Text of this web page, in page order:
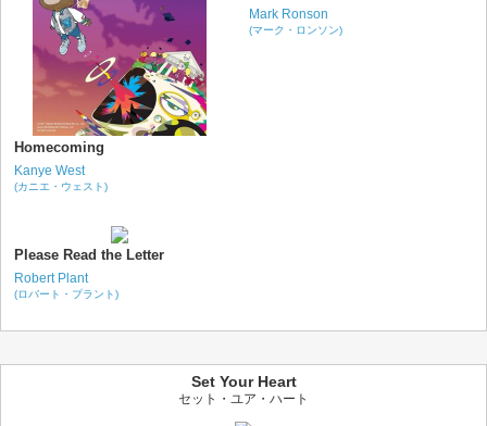
Homecoming
Kanye West
(カニエ・ウェスト)
Mark Ronson
(マーク・ロンソン)
Please Read the Letter
Robert Plant
(ロバート・プラント)
Set Your Heart
セット・ユア・ハート